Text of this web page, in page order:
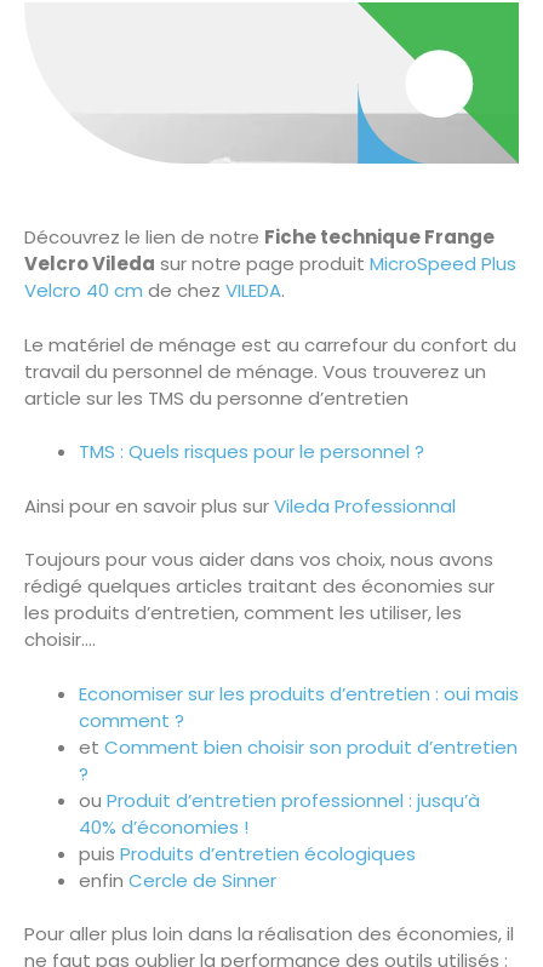
Découvrez le lien de notre Fiche technique Frange
Velcro Vileda sur notre page produit MicroSpeed Plus
Velcro 40 cm de chez VILEDA.
Le matériel de ménage est au carrefour du confort du
travail du personnel de ménage. Vous trouverez un
article sur les TMS du personne d’entretien
TMS : Quels risques pour le personnel ?
Ainsi pour en savoir plus surVileda Professionnal
Toujours pour vous aider dans vos choix, nous avons
rédigé quelques articles traitant des économies sur
les produits d’entretien, comment les utiliser, les
choisir….
Economiser sur les produits d’entretien : oui mais
comment ?
et Comment bien choisir son produit d’entretien
?
ou Produit d’entretien professionnel : jusqu’à
40% d’économies !
puis Produits d’entretien écologiques
enfin Cercle de Sinner
Pour aller plus loin dans la réalisation des économies, il
ne faut pas oublier la performance des outils utilisés :